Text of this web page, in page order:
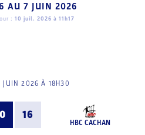
AU 7 JUIN 2026
: 10 juil. 2026 à 11h17
JUIN 2026 À 18H30
16
HBC CACHAN